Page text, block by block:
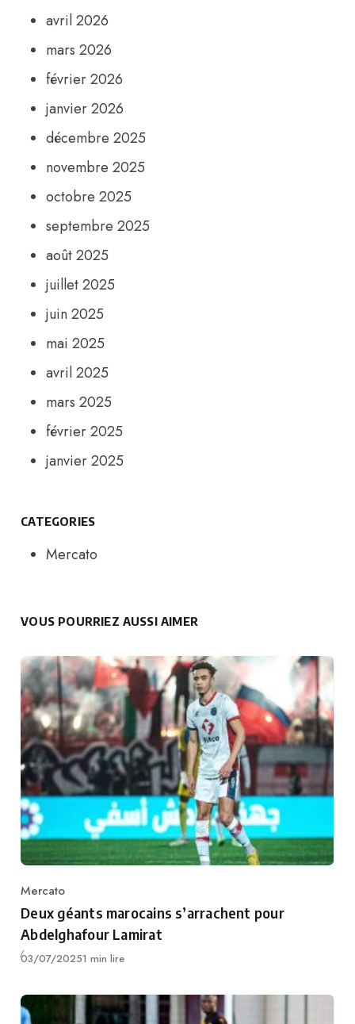
avril 2026
mars 2026
février 2026
janvier 2026
décembre 2025
novembre 2025
octobre 2025
septembre 2025
août 2025
juillet 2025
juin 2025
mai 2025
avril 2025
mars 2025
février 2025
janvier 2025
CATEGORIES
Mercato
VOUS POURRIEZ AUSSI AIMER
Category
Mercato
Deux géants marocains s’arrachent pour
Abdelghafour Lamirat
Publié
03/07/20251 min lire